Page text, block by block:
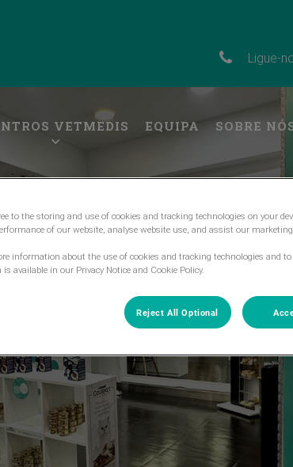
Ligue-
VETMEDIS EQUIPA SOBRE
to the storing and use of cookies and tracking technologies on your
of our website, analyse website use, and assist our
information about the use of cookies and tracking technologies and
available in our Privacy Notice and Cookie Policy.
Reject All Optional